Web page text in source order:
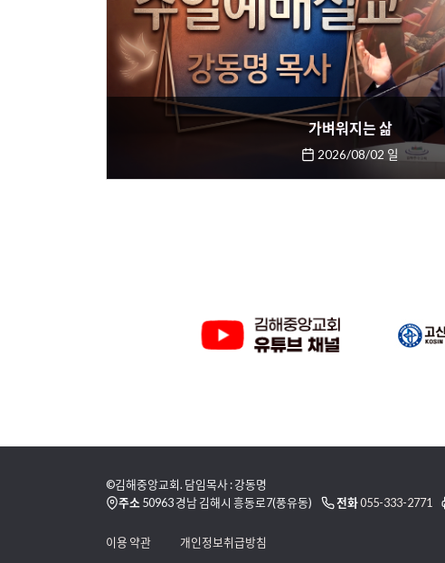
가벼워지는 삶
2026/08/02 일
©김해중앙교회. 담임목사 : 강동명
주소50963 경남 김해시 흥동로7(풍유동) 전화055-333-2771
이용 약관 개인정보취급방침